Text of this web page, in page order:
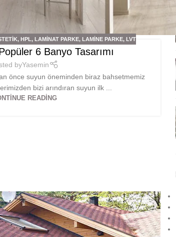
, HPL, LAMINAT PARKE, LAMINE PARKE, LVT
6 Banyo Tasarımı
byYasemin
önce suyun öneminden biraz bahsetmemiz
bizi arındıran suyun ilk ...
READING